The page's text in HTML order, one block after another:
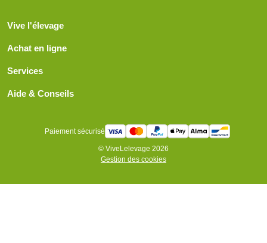
Vive l'élevage
Achat en ligne
Services
Aide & Conseils
Paiement sécurisé
© ViveLelevage 2026
Gestion des cookies